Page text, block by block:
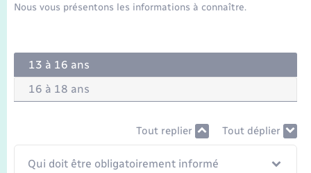
Nous vous présentons les informations à connaître.
13 à 16 ans
16 à 18 ans
Tout replier Tout déplier
Qui doit être obligatoirement informé